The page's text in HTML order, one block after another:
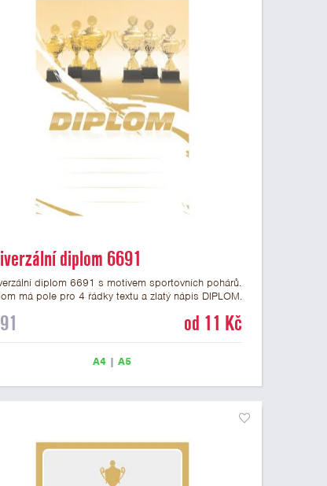
diplom 6691
diplom 6691 s motivem sportovních pohárů.
má pole pro 4 řádky textu a zlatý nápis DIPLOM.
univerzální diplom je vhodný pro většinu událostí,
má gramáž 250 g/m2.
od 11 Kč
A4 |A5